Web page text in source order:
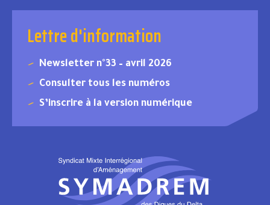
Lettre d'information
Newsletter n°33 – avril 2026
Consulter tous les numéros
S’inscrire à la version numérique